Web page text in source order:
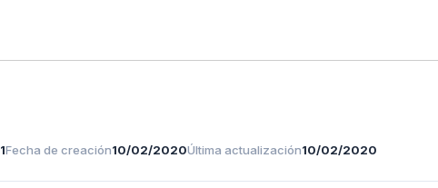
1Fecha de creación10/02/2020Última actualización10/02/2020